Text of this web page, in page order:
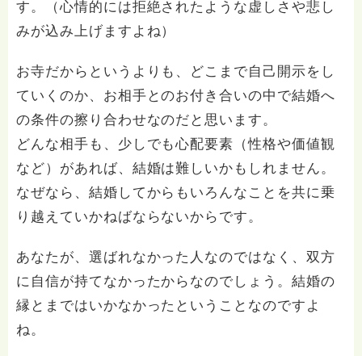
す。（心情的には拒絶されたような虚しさや悲し
みが込み上げますよね）
お寺だからというよりも、どこまで自己開示をし
ていくのか、お相手とのお付き合いの中で結婚へ
の条件の擦り合わせなのだと思います。
どんな相手も、少しでも心配要素（性格や価値観
など）があれば、結婚は難しいかもしれません。
なぜなら、結婚してからもいろんなことを共に乗
り越えていかねばならないからです。
あなたが、選ばれなかった人なのではなく、双方
に自信が持てなかったからなのでしょう。結婚の
縁とまではいかなかったということなのですよ
ね。